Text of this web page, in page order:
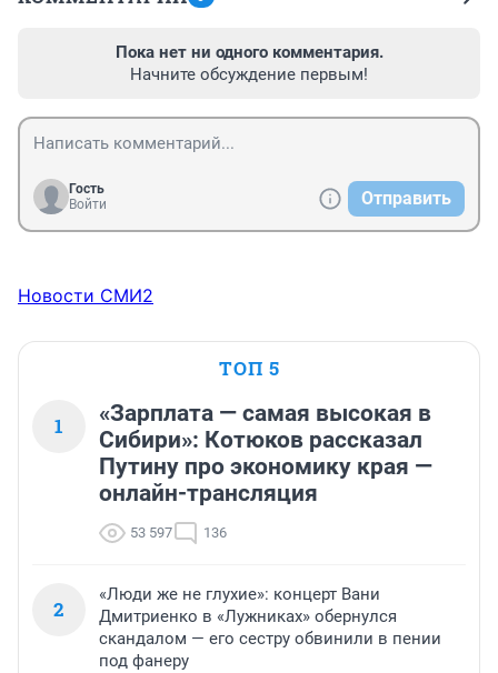
Пока нет ни одного комментария.
Начните обсуждение первым!
Гость
Войти
Отправить
Новости СМИ2
ТОП 5
1
«Зарплата — самая высокая в
Сибири»: Котюков рассказал
Путину про экономику края —
онлайн-трансляция
53 597 136
2
«Люди же не глухие»: концерт Вани
Дмитриенко в «Лужниках» обернулся
скандалом — его сестру обвинили в пении
под фанеру